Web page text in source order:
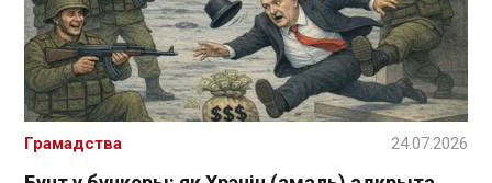
Грамадства 24.07.2026